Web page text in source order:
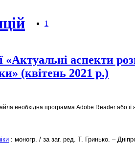
1
аспекти
(квітень 2021 р.)
необхідна программа Adobe Reader або її
: моногр. / за заг. ред. Т. Гринько. –